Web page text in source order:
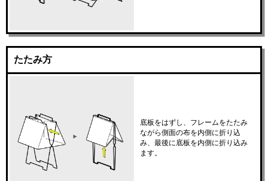
たたみ方
底板をはずし、フレームをたたみ
ながら側面の布を内側に折り込
み、最後に底板を内側に折り込み
ます。